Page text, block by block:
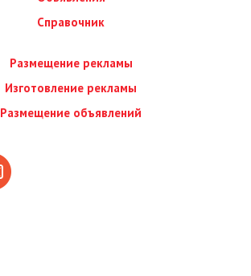
Справочник
Размещение рекламы
Изготовление рекламы
Размещение объявлений